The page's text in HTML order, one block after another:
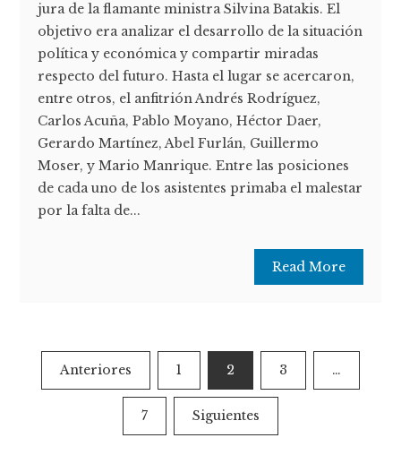
jura de la flamante ministra Silvina Batakis. El
objetivo era analizar el desarrollo de la situación
política y económica y compartir miradas
respecto del futuro. Hasta el lugar se acercaron,
entre otros, el anfitrión Andrés Rodríguez,
Carlos Acuña, Pablo Moyano, Héctor Daer,
Gerardo Martínez, Abel Furlán, Guillermo
Moser, y Mario Manrique. Entre las posiciones
de cada uno de los asistentes primaba el malestar
por la falta de...
Read More
Paginación
de
entradas
Anteriores 1 2 3 …
7 Siguientes